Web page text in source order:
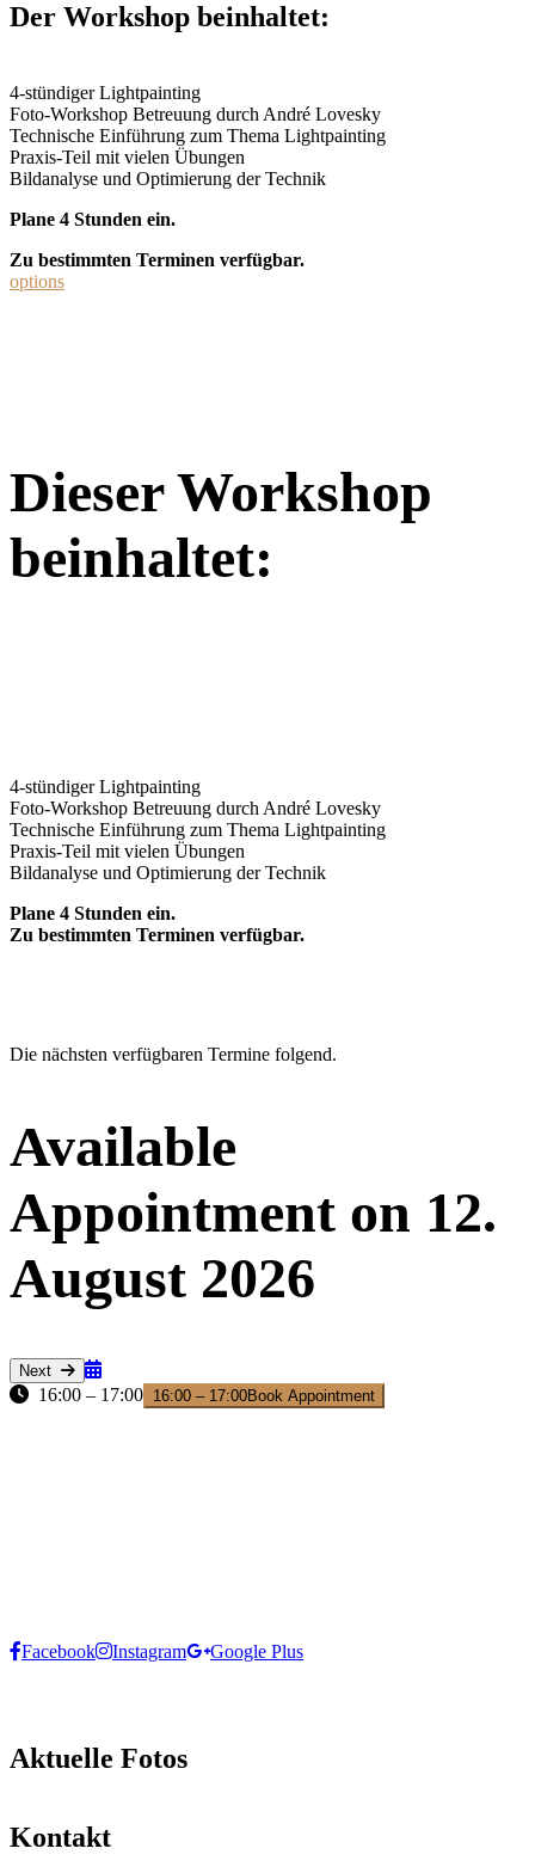
Der Workshop beinhaltet:
4-stündiger Lightpainting
Foto-Workshop Betreuung durch André Lovesky
Technische Einführung zum Thema Lightpainting
Praxis-Teil mit vielen Übungen
Bildanalyse und Optimierung der Technik
Plane 4 Stunden ein.
Zu bestimmten Terminen verfügbar.
options
Dieser Workshop
beinhaltet:
4-stündiger Lightpainting
Foto-Workshop Betreuung durch André Lovesky
Technische Einführung zum Thema Lightpainting
Praxis-Teil mit vielen Übungen
Bildanalyse und Optimierung der Technik
Plane 4 Stunden ein.
Zu bestimmten Terminen verfügbar.
Die nächsten verfügbaren Termine folgend.
Available
Appointment on 12.
August 2026
Next
16:00 – 17:00 16:00 – 17:00Book Appointment
Facebook Instagram Google Plus
Aktuelle Fotos
Kontakt